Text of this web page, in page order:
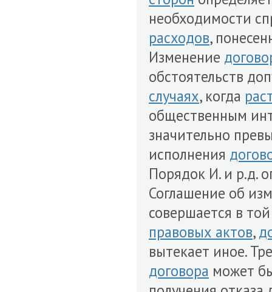
необходимости
расходов,
Изменение
обстоятельств
случаях, когда
общественным
значительно
исполнения
Порядок И. и р.д.
Соглашение об
совершается в
правовых актов,
вытекает иное.
договора может